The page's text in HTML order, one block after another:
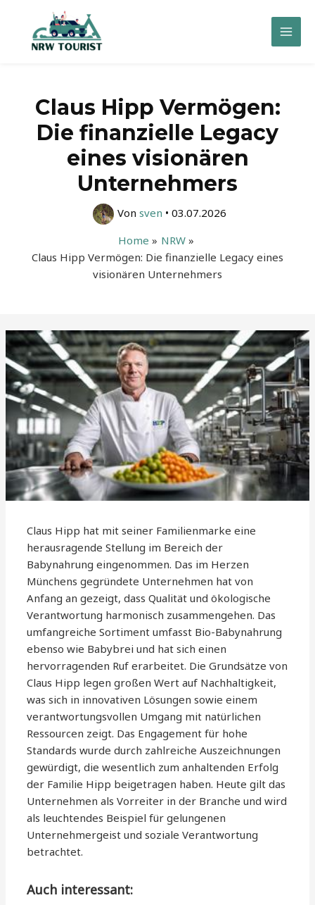
springen
Main
Claus Hipp Vermögen:
Die finanzielle Legacy
eines visionären
Unternehmers
Von sven • 03.07.2026
Home
NRW
Claus Hipp Vermögen: Die finanzielle Legacy eines
visionären Unternehmers
Claus Hipp hat mit seiner Familienmarke eine
herausragende Stellung im Bereich der
Babynahrung eingenommen. Das im Herzen
Münchens gegründete Unternehmen hat von
Anfang an gezeigt, dass Qualität und ökologische
Verantwortung harmonisch zusammengehen. Das
umfangreiche Sortiment umfasst Bio-Babynahrung
ebenso wie Babybrei und hat sich einen
hervorragenden Ruf erarbeitet. Die Grundsätze von
Claus Hipp legen großen Wert auf Nachhaltigkeit,
was sich in innovativen Lösungen sowie einem
verantwortungsvollen Umgang mit natürlichen
Ressourcen zeigt. Das Engagement für hohe
Standards wurde durch zahlreiche Auszeichnungen
gewürdigt, die wesentlich zum anhaltenden Erfolg
der Familie Hipp beigetragen haben. Heute gilt das
Unternehmen als Vorreiter in der Branche und wird
als leuchtendes Beispiel für gelungenen
Unternehmergeist und soziale Verantwortung
betrachtet.
Auch interessant: